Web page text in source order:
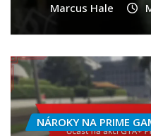
Marcus Hale
NÁROKY NA PRIME